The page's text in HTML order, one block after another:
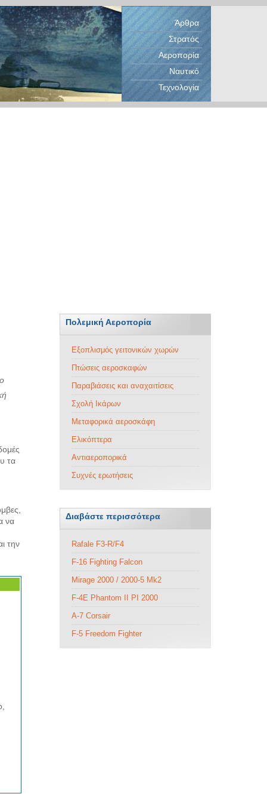
Άρθρα
Στρατός
Αεροπορία
Ναυτικό
Τεχνολογία
τα
να
την
Πολεμική Αεροπορία
Εξοπλισμός γειτονικών χωρών
Πτώσεις αεροσκαφών
Παραβιάσεις και αναχαιτίσεις
Σχολή Ικάρων
Μεταφορικά αεροσκάφη
Ελικόπτερα
Αντιαεροπορικά
Συχνές ερωτήσεις
Διαβάστε περισσότερα
Rafale F3-R/F4
F-16 Fighting Falcon
Mirage 2000 / 2000-5 Mk2
F-4E Phantom II PI 2000
A-7 Corsair
F-5 Freedom Fighter